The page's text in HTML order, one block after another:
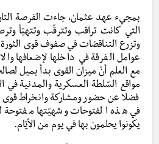
بمجيء عهد عثمان، جاءت الفرصة
التي كانت تراقب وتترقّب وتتهيّأ
وتزرع التناقضات في صفوف قوى الثورة
عوامل الفرقة في داخلها لإضعافها
مع العلم أنّ ميزان القوى بدأ يميل
مواقع السّلطة العسكرية والمدنية في
فضلا عن حضور ومشاركة وانخراط قوى
في هذه الفتوحات وشهيّتها مفتوحة
يكونوا يحلمون بها في يوم من الأيّام.